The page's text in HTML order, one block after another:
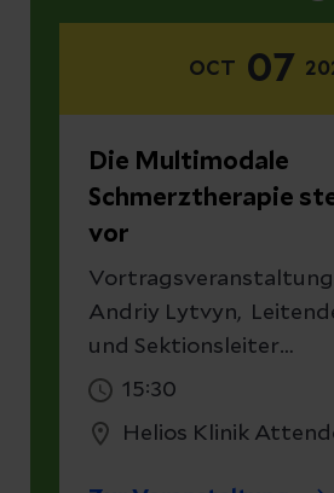
OCT 07
Die Multimodale
Schmerztherapie
vor
Vortragsveranstaltung
Andriy Lytvyn,
und Sektionsleiter
Schmerztherapie
15:30
Helios Klinik